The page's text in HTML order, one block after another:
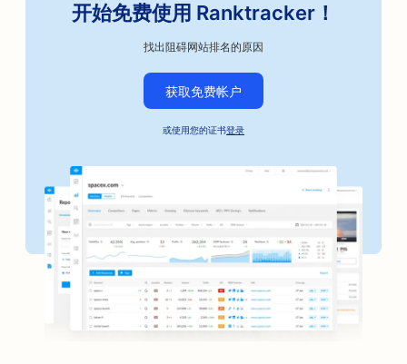
开始免费使用 Ranktracker！
找出阻碍网站排名的原因
获取免费帐户
或使用您的证书登录